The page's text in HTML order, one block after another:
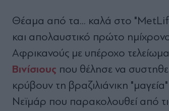
Θέαμα από τα... καλά στο
και απολαυστικό πρώτο
Αφρικανούς με υπέροχο
Βινίσιους που θέλησε να
κρύβουν τη βραζιλιάνικη
Νεϊμάρ που παρακολουθεί από